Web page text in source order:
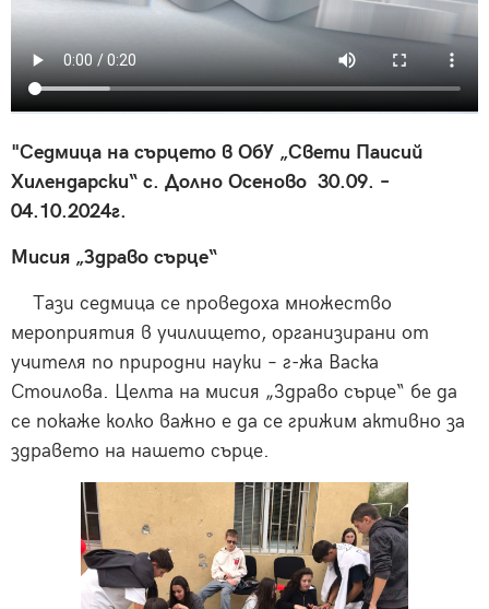
"Седмица на сърцето в ОбУ „Свети Паисий
Хилендарски“ с. Долно Осеново 30.09. –
04.10.2024г.
Мисия „Здраво сърце“
Тази седмица се проведоха множество
мероприятия в училището, организирани от
учителя по природни науки – г-жа Васка
Стоилова. Целта на мисия „Здраво сърце“ бе да
се покаже колко важно е да се грижим активно за
здравето на нашето сърце.